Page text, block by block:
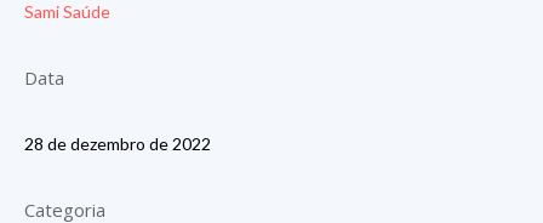
Sami Saúde
Data
28 de dezembro de 2022
Categoria